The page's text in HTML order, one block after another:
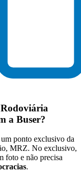
a Buser?
ponto exclusivo da
MRZ. No exclusivo,
foto e não precisa
.